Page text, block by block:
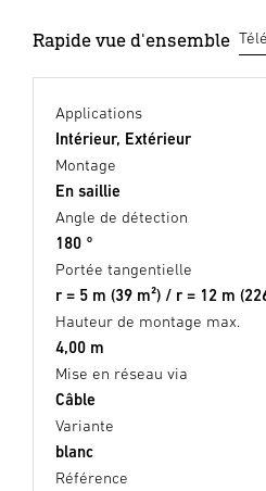
Rapide vue d'ensemble
Applications
Intérieur, Extérieur
Montage
En saillie
Angle de détection
180 °
Portée tangentielle
r = 5 m (39 m²) / r = 12 m
Hauteur de montage max.
4,00 m
Mise en réseau via
Câble
Variante
blanc
Référence